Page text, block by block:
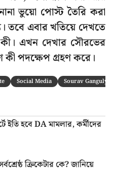
ভুয়ো পোস্ট তৈরি করা
তবে এবার খতিয়ে দেখতে
এখন দেখার সৌরভের
পদক্ষেপ গ্রহণ করে।
Social Media Sourav Ganguly
ইতি হবে DA মামলার, কর্মীদের
ক্রিকেটার কে? জানিয়ে